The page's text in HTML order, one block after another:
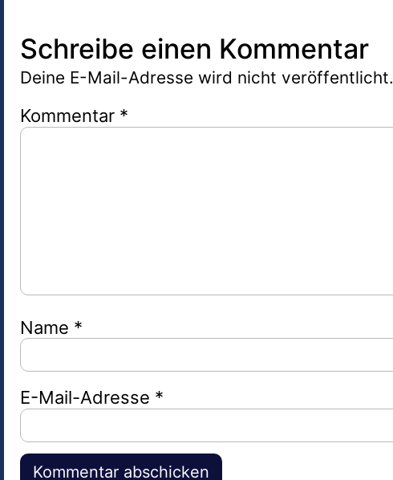
Schreibe einen Kommentar
Deine E-Mail-Adresse wird nicht veröffentlicht.
Kommentar *
Name *
E-Mail-Adresse *